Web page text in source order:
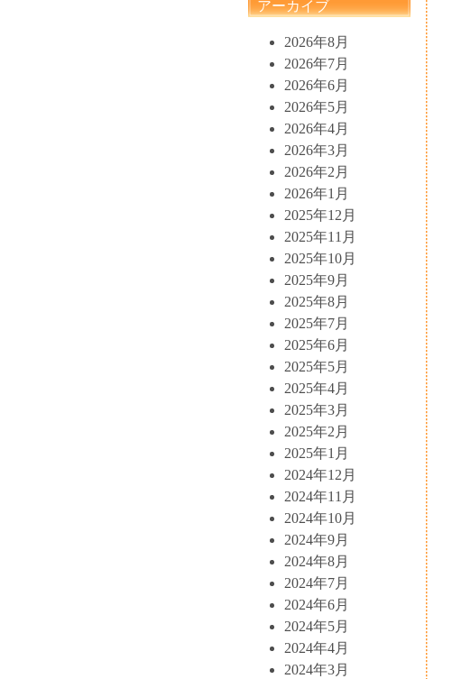
アーカイブ
2026年8月
2026年7月
2026年6月
2026年5月
2026年4月
2026年3月
2026年2月
2026年1月
2025年12月
2025年11月
2025年10月
2025年9月
2025年8月
2025年7月
2025年6月
2025年5月
2025年4月
2025年3月
2025年2月
2025年1月
2024年12月
2024年11月
2024年10月
2024年9月
2024年8月
2024年7月
2024年6月
2024年5月
2024年4月
2024年3月